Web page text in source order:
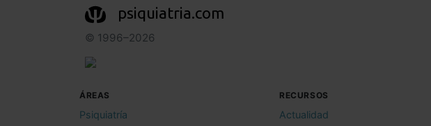
psiquiatria.com
© 1996–2026
ÁREAS
Psiquiatría
RECURSOS
Actualidad